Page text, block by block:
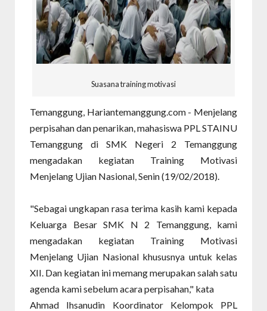
Suasana training motivasi
Temanggung, Hariantemanggung.com - Menjelang
perpisahan dan penarikan, mahasiswa PPL STAINU
Temanggung di SMK Negeri 2 Temanggung
mengadakan kegiatan Training Motivasi
Menjelang Ujian Nasional, Senin (19/02/2018).
"Sebagai ungkapan rasa terima kasih kami kepada
Keluarga Besar SMK N 2 Temanggung, kami
mengadakan kegiatan Training Motivasi
Menjelang Ujian Nasional khususnya untuk kelas
XII. Dan kegiatan ini memang merupakan salah satu
agenda kami sebelum acara perpisahan," kata
Ahmad Ihsanudin Koordinator Kelompok PPL